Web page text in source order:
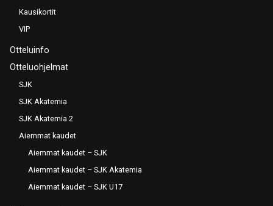
Kausikortit
VIP
Otteluinfo
Otteluohjelmat
SJK
SJK Akatemia
SJK Akatemia 2
Aiemmat kaudet
Aiemmat kaudet – SJK
Aiemmat kaudet – SJK Akatemia
Aiemmat kaudet – SJK U17